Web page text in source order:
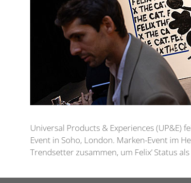
Universal Products & Experiences (UP&E)
Event in Soho, London. Marken-Event im
Trendsetter zusammen, um Felix’ Status